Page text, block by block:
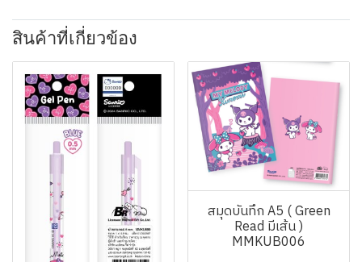
สินค้าที่เกี่ยวข้อง
สมุดบันทึก A5 ( Green
Read มีเส้น )
MMKUB006